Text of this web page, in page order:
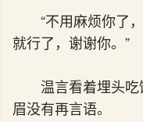
“不用麻烦你了
就行了，谢谢你。”
温言看着埋头
眉没有再言语。